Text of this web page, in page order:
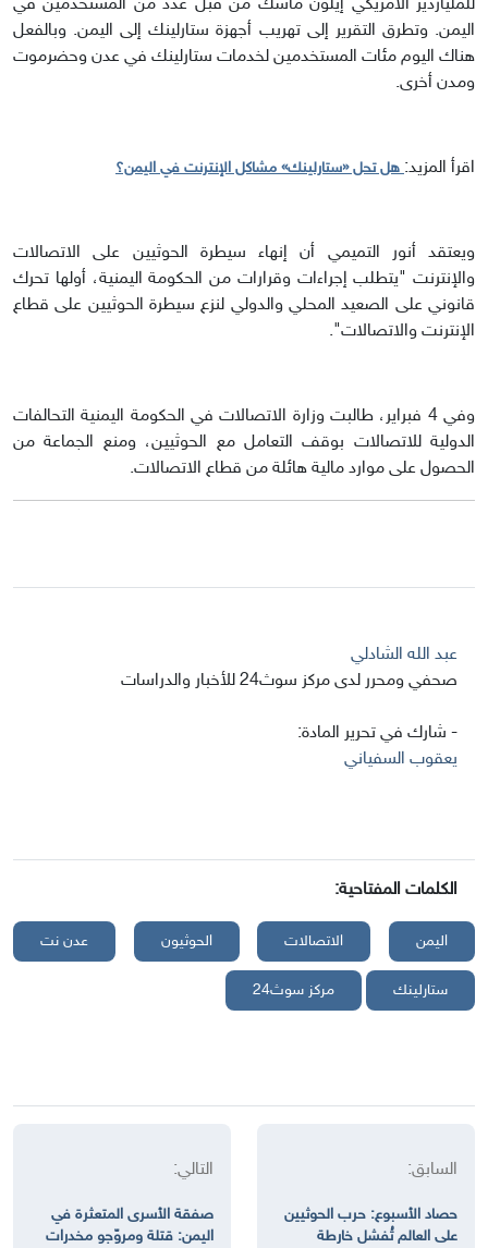
للملياردير الأمريكي إيلون ماسك من قبل عدد من المستخدمين في
اليمن. وتطرق التقرير إلى تهريب أجهزة ستارلينك إلى اليمن. وبالفعل
هناك اليوم مئات المستخدمين لخدمات ستارلينك في عدن وحضرموت
ومدن أخرى.
اقرأ المزيد: هل تحل «ستارلينك» مشاكل الإنترنت في اليمن؟
ويعتقد أنور التميمي أن إنهاء سيطرة الحوثيين على الاتصالات
والإنترنت "يتطلب إجراءات وقرارات من الحكومة اليمنية، أولها تحرك
قانوني على الصعيد المحلي والدولي لنزع سيطرة الحوثيين على قطاع
الإنترنت والاتصالات".
وفي 4 فبراير، طالبت وزارة الاتصالات في الحكومة اليمنية التحالفات
الدولية للاتصالات بوقف التعامل مع الحوثيين، ومنع الجماعة من
الحصول على موارد مالية هائلة من قطاع الاتصالات.
عبد الله الشادلي
صحفي ومحرر لدى مركز سوث24 للأخبار والدراسات
- شارك في تحرير المادة:
يعقوب السفياني
الكلمات المفتاحية:
اليمن الاتصالات الحوثيون عدن نت
ستارلينك مركز سوث24
السابق:
حصاد الأسبوع: حرب الحوثيين
على العالم تُفشل خارطة
التالي:
صفقة الأسرى المتعثرة في
اليمن: قتلة ومروّجو مخدرات